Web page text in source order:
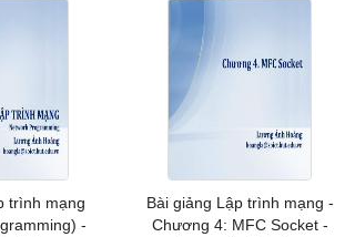
trình mạng
-
Bài giảng Lập trình mạng -
Chương 4: MFC Socket -